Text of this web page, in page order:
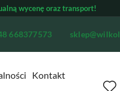
wycenę oraz transport!
668377573
Kontakt